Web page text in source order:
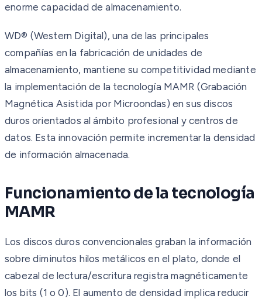
enorme capacidad de almacenamiento.
WD® (Western Digital), una de las principales
compañías en la fabricación de unidades de
almacenamiento, mantiene su competitividad mediante
la implementación de la tecnología MAMR (Grabación
Magnética Asistida por Microondas) en sus discos
duros orientados al ámbito profesional y centros de
datos. Esta innovación permite incrementar la densidad
de información almacenada.
Funcionamiento de la tecnología
MAMR
Los discos duros convencionales graban la información
sobre diminutos hilos metálicos en el plato, donde el
cabezal de lectura/escritura registra magnéticamente
los bits (1 o 0). El aumento de densidad implica reducir